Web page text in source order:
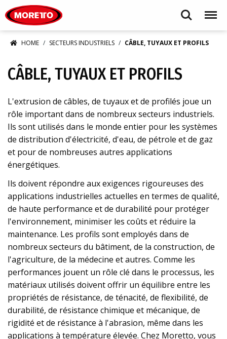
Search Menu
HOME SECTEURS INDUSTRIELS CÂBLE, TUYAUX ET PROFILS
CÂBLE, TUYAUX ET PROFILS
L'extrusion de câbles, de tuyaux et de profilés joue un
rôle important dans de nombreux secteurs industriels.
Ils sont utilisés dans le monde entier pour les systèmes
de distribution d'électricité, d'eau, de pétrole et de gaz
et pour de nombreuses autres applications
énergétiques.
Ils doivent répondre aux exigences rigoureuses des
applications industrielles actuelles en termes de qualité,
de haute performance et de durabilité pour protéger
l'environnement, minimiser les coûts et réduire la
maintenance. Les profils sont employés dans de
nombreux secteurs du bâtiment, de la construction, de
l'agriculture, de la médecine et autres. Comme les
performances jouent un rôle clé dans le processus, les
matériaux utilisés doivent offrir un équilibre entre les
propriétés de résistance, de ténacité, de flexibilité, de
durabilité, de résistance chimique et mécanique, de
rigidité et de résistance à l'abrasion, même dans les
applications à température élevée. Chez Moretto, vous